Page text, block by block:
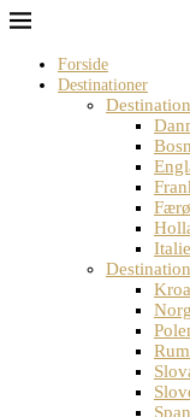
Forside
Destinationer